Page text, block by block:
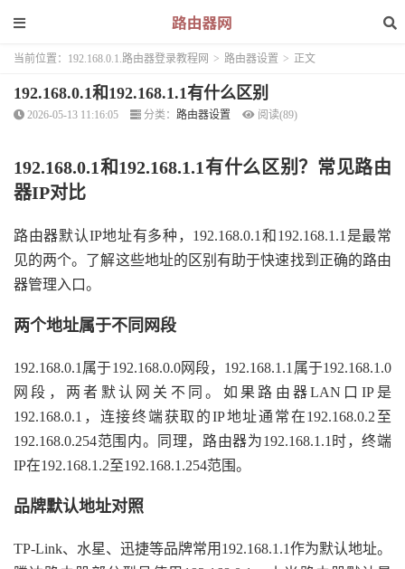
当前位置： 192.168.0.1.路由器登录教程网 > 路由器设置 > 正文
192.168.0.1和192.168.1.1有什么区别
2026-05-13 11:16:05 分类： 路由器设置 阅读(89)
192.168.0.1和192.168.1.1有什么区别？常见路由
器IP对比
路由器默认IP地址有多种，192.168.0.1和192.168.1.1是最常
见的两个。了解这些地址的区别有助于快速找到正确的路由
器管理入口。
两个地址属于不同网段
192.168.0.1属于192.168.0.0网段，192.168.1.1属于192.168.1.0
网段，两者默认网关不同。如果路由器LAN口IP是
192.168.0.1，连接终端获取的IP地址通常在192.168.0.2至
192.168.0.254范围内。同理，路由器为192.168.1.1时，终端
IP在192.168.1.2至192.168.1.254范围。
品牌默认地址对照
TP-Link、水星、迅捷等品牌常用192.168.1.1作为默认地址。